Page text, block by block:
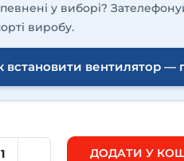
у виборі?
виробу.
встановити вентилятор —
ДОДАТИ У